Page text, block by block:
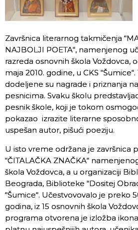
Završnica literarnog takmičenja
NAJBOLJI POETA“, namenjenog
razreda osnovnih škola Voždovca,
maja 2010. godine, u CKS
dodeljene su nagrade i priznanja
pesnicima. Svaku školu
pesnik škole, koji je tokom
pokazao izrazite literarne
uspešan autor, pišući poeziju.
U isto vreme održana je završnica
“ČITALAČKA ZNAČKA“
škola Voždovca, a u organizaciji
Beograda, Biblioteke “Dositej
“Šumice“. Učestvovovalo je preko
godina, iz 15 osnovnih škola
programa otvorena je izložba